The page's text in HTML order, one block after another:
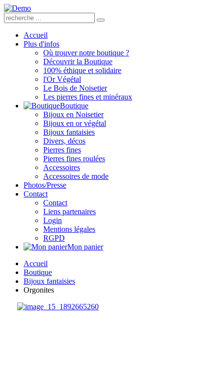
Accueil
Plus d'infos
Où trouver notre boutique ?
Découvrir la Boutique
100% éthique et solidaire
l'Or Végétal
Le Bois de Noisetier
Les pierres fines et minéraux
Boutique
Bijoux en Noisetier
Bijoux en or végétal
Bijoux fantaisies
Divers, décos
Pierres fines
Pierres fines roulées
Accessoires
Accessoires de mode
Photos/Presse
Contact
Contact
Liens partenaires
Login
Mentions légales
RGPD
Mon panier
Accueil
Boutique
Bijoux fantaisies
Orgonites